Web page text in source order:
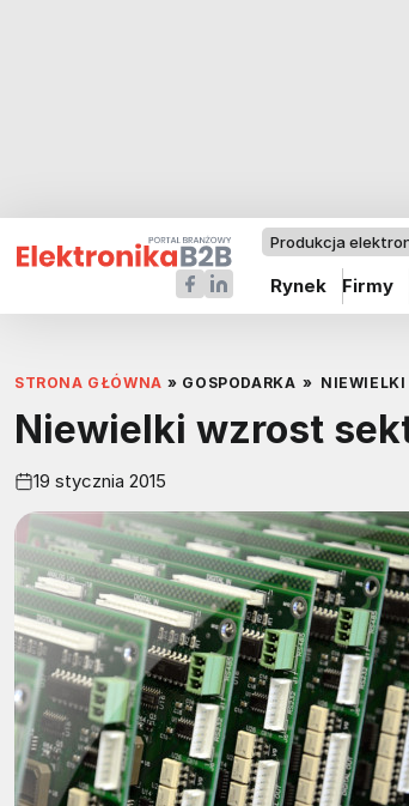
Produkcja
Rynek Firmy
STRONA GŁÓWNA » GOSPODARKA » NIEWIELKI
Niewielki wzrost
19 stycznia 2015